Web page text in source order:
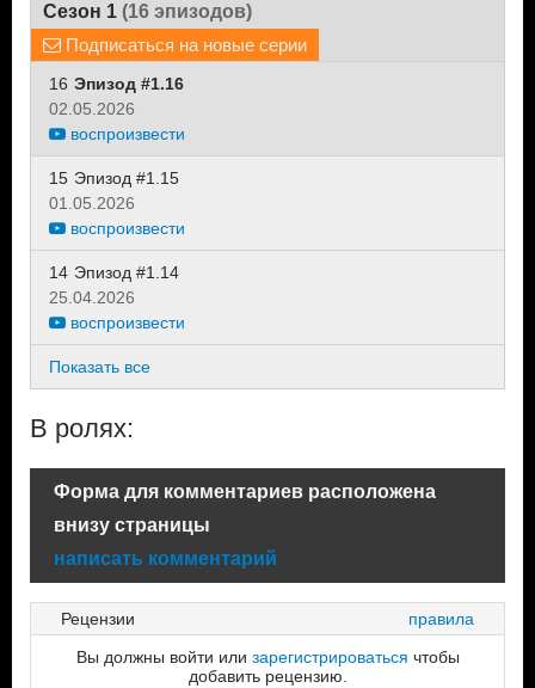
Сезон 1 (16 эпизодов)
Подписаться на новые серии
16 Эпизод #1.16
02.05.2026
воспроизвести
15 Эпизод #1.15
01.05.2026
воспроизвести
14 Эпизод #1.14
25.04.2026
воспроизвести
Показать все
В ролях:
Форма для комментариев расположена
внизу страницы
написать комментарий
Рецензии
правила
Вы должны войти или зарегистрироваться чтобы
добавить рецензию.